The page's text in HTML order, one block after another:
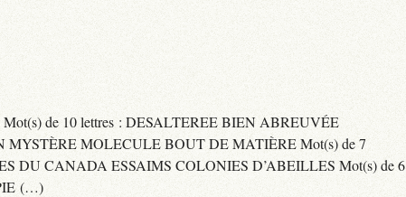
de 10 lettres : DESALTEREE BIEN ABREUVÉE
MYSTÈRE MOLECULE BOUT DE MATIÈRE Mot(s) de 7
DU CANADA ESSAIMS COLONIES D’ABEILLES Mot(s) de 6
(…)